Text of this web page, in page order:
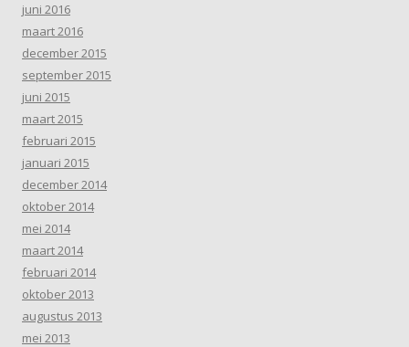
juni 2016
maart 2016
december 2015
september 2015
juni 2015
maart 2015
februari 2015
januari 2015
december 2014
oktober 2014
mei 2014
maart 2014
februari 2014
oktober 2013
augustus 2013
mei 2013